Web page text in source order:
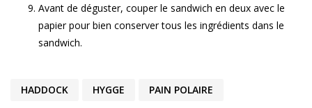
Avant de déguster, couper le sandwich en deux avec le
papier pour bien conserver tous les ingrédients dans le
sandwich.
HADDOCK HYGGE PAIN POLAIRE